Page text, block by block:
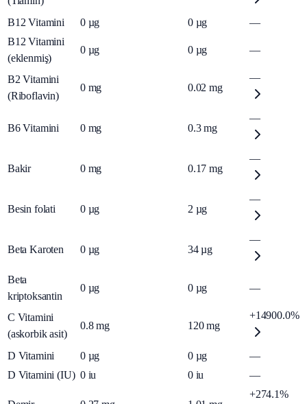
B12 Vitamini 0 µg 0 µg
—
B12 Vitamini
(eklenmiş)
0 µg 0 µg —
B2 Vitamini
(Riboflavin)
0 mg 0.02 mg
—
B6 Vitamini 0 mg 0.3 mg
—
Bakir 0 mg 0.17 mg
—
Besin folati 0 µg 2 µg
—
Beta Karoten 0 µg 34 µg
—
Beta
kriptoksantin
0 µg 0 µg —
C Vitamini
(askorbik asit)
0.8 mg 120 mg
+14900.0%
D Vitamini 0 µg 0 µg
—
D Vitamini (IU) 0 iu 0 iu —
+274.1%